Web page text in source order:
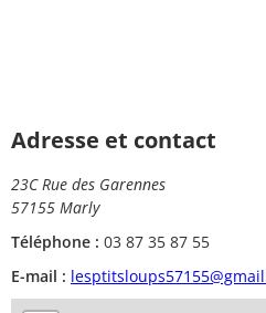
Adresse et contact
23C Rue des Garennes
57155 Marly
Téléphone : 03 87 35 87 55
E-mail :